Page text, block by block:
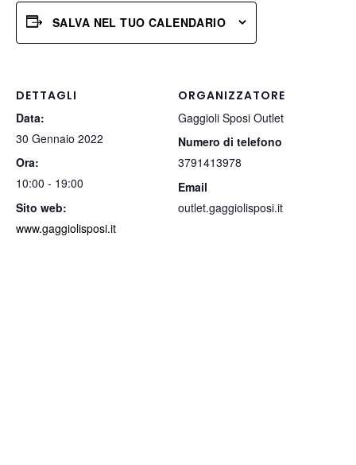
SALVA NEL TUO CALENDARIO
DETTAGLI
Data:
30 Gennaio 2022
Ora:
10:00 - 19:00
Sito web:
www.gaggiolisposi.it
ORGANIZZATORE
Gaggioli Sposi Outlet
Numero di telefono
3791413978
Email
outlet.gaggiolisposi.it